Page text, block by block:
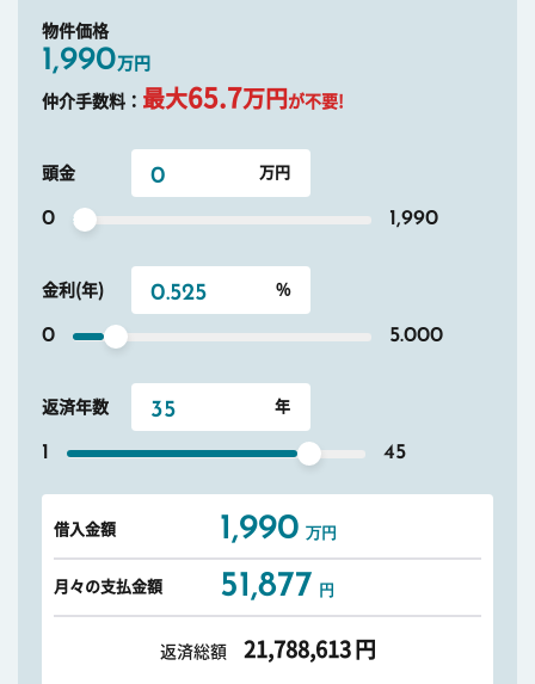
物件価格
1,990万円
仲介手数料： 最大65.7万円 が不要!
頭金
0 1,990
金利(年)
0 5.000
返済年数
1 45
借入金額 1,990 万円
月々の支払金額 51,877 円
返済総額 21,788,613 円